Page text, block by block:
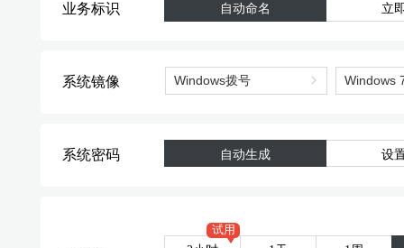
业务标识 自动命名 立
系统镜像
系统密码 自动生成 设
试用